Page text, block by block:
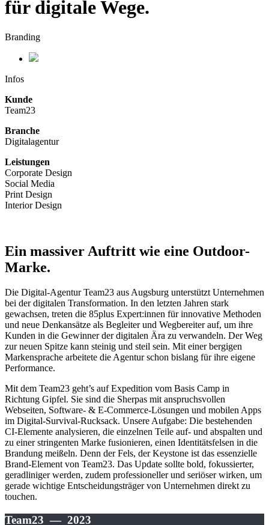
für digitale Wege.
Branding
Infos
Kunde
Team23
Branche
Digitalagentur
Leistungen
Corporate Design
Social Media
Print Design
Interior Design
Ein massiver Auftritt wie eine Outdoor-
Marke.
Die Digital-Agentur Team23 aus Augsburg unterstützt Unternehmen
bei der digitalen Transformation. In den letzten Jahren stark
gewachsen, treten die 85plus Expert:innen für innovative Methoden
und neue Denkansätze als Begleiter und Wegbereiter auf, um ihre
Kunden in die Gewinner der digitalen Ära zu verwandeln. Der Weg
zur neuen Spitze kann steinig und steil sein. Mit einer bergigen
Markensprache arbeitete die Agentur schon bislang für ihre eigene
Performance.
Mit dem Team23 geht’s auf Expedition vom Basis Camp in
Richtung Gipfel. Sie sind die Sherpas mit anspruchsvollen
Webseiten, Software- & E-Commerce-Lösungen und mobilen Apps
im Digital-Survival-Rucksack. Unsere Aufgabe: Die bestehenden
CI-Elemente analysieren, die einzelnen Teile auf- und abspalten und
zu einer stringenten Marke fusionieren, einen Identitätsfelsen in die
Brandung meißeln. Denn der Fels, der Keystone ist das essenzielle
Brand-Element von Team23. Das Update sollte bold, fokussierter,
geradliniger werden, zudem professioneller und seriöser wirken, um
gerade wichtige Entscheidungsträger von Unternehmen direkt zu
touchen.
Team23 — 2023